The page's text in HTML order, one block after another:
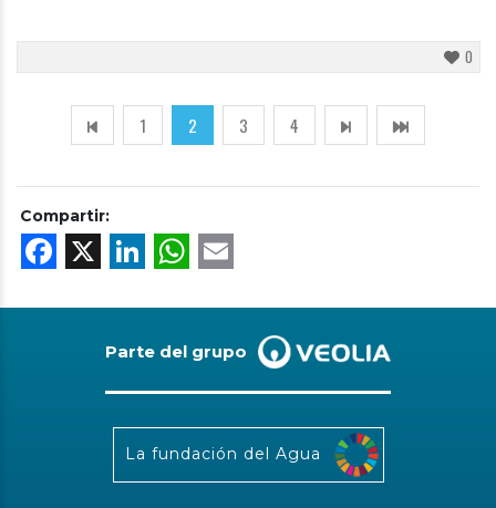
0
1 2 3 4
Compartir:
Facebook
X LinkedIn
WhatsApp
Parte del grupo
La fundación del Agua